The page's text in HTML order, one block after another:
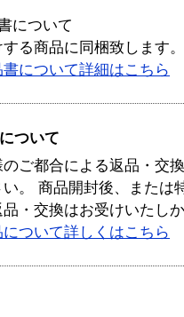
について
する商品に同梱致します。
書について詳細はこちら
ついて
のご都合による返品・交
い。 商品開封後、または
・交換はお受けいたし
について詳しくはこちら